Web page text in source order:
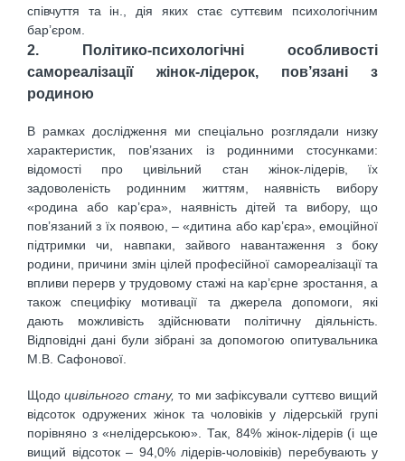
співчуття та ін., дія яких стає суттєвим психологічним
бар’єром.
2. Політико-психологічні особливості
самореалізації жінок-лідерок, пов’язані з
родиною
В рамках дослідження ми спеціально розглядали низку
характеристик, пов’язаних із родинними стосунками:
відомості про цивільний стан жінок-лідерів, їх
задоволеність родинним життям, наявність вибору
«родина або кар’єра», наявність дітей та вибору, що
пов’язаний з їх появою, – «дитина або кар’єра», емоційної
підтримки чи, навпаки, зайвого навантаження з боку
родини, причини змін цілей професійної самореалізації та
впливи перерв у трудовому стажі на кар’єрне зростання, а
також специфіку мотивації та джерела допомоги, які
дають можливість здійснювати політичну діяльність.
Відповідні дані були зібрані за допомогою опитувальника
М.В. Сафонової.
Щодоцивільного стану, то ми зафіксували суттєво вищий
відсоток одружених жінок та чоловіків у лідерській групі
порівняно з «нелідерською». Так, 84% жінок-лідерів (і ще
вищий відсоток – 94,0% лідерів-чоловіків) перебувають у